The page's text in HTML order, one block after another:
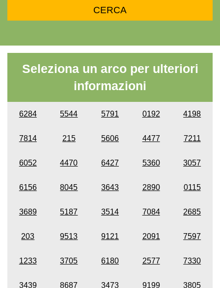
Seleziona un arco per ulteriori
informazioni
6284 5544 5791 0192 4198
7814 215 5606 4477 7211
6052 4470 6427 5360 3057
6156 8045 3643 2890 0115
3689 5187 3514 7084 2685
203 9513 9121 2091 7597
1233 3705 6180 2577 7330
3439 8687 3473 9199 3805